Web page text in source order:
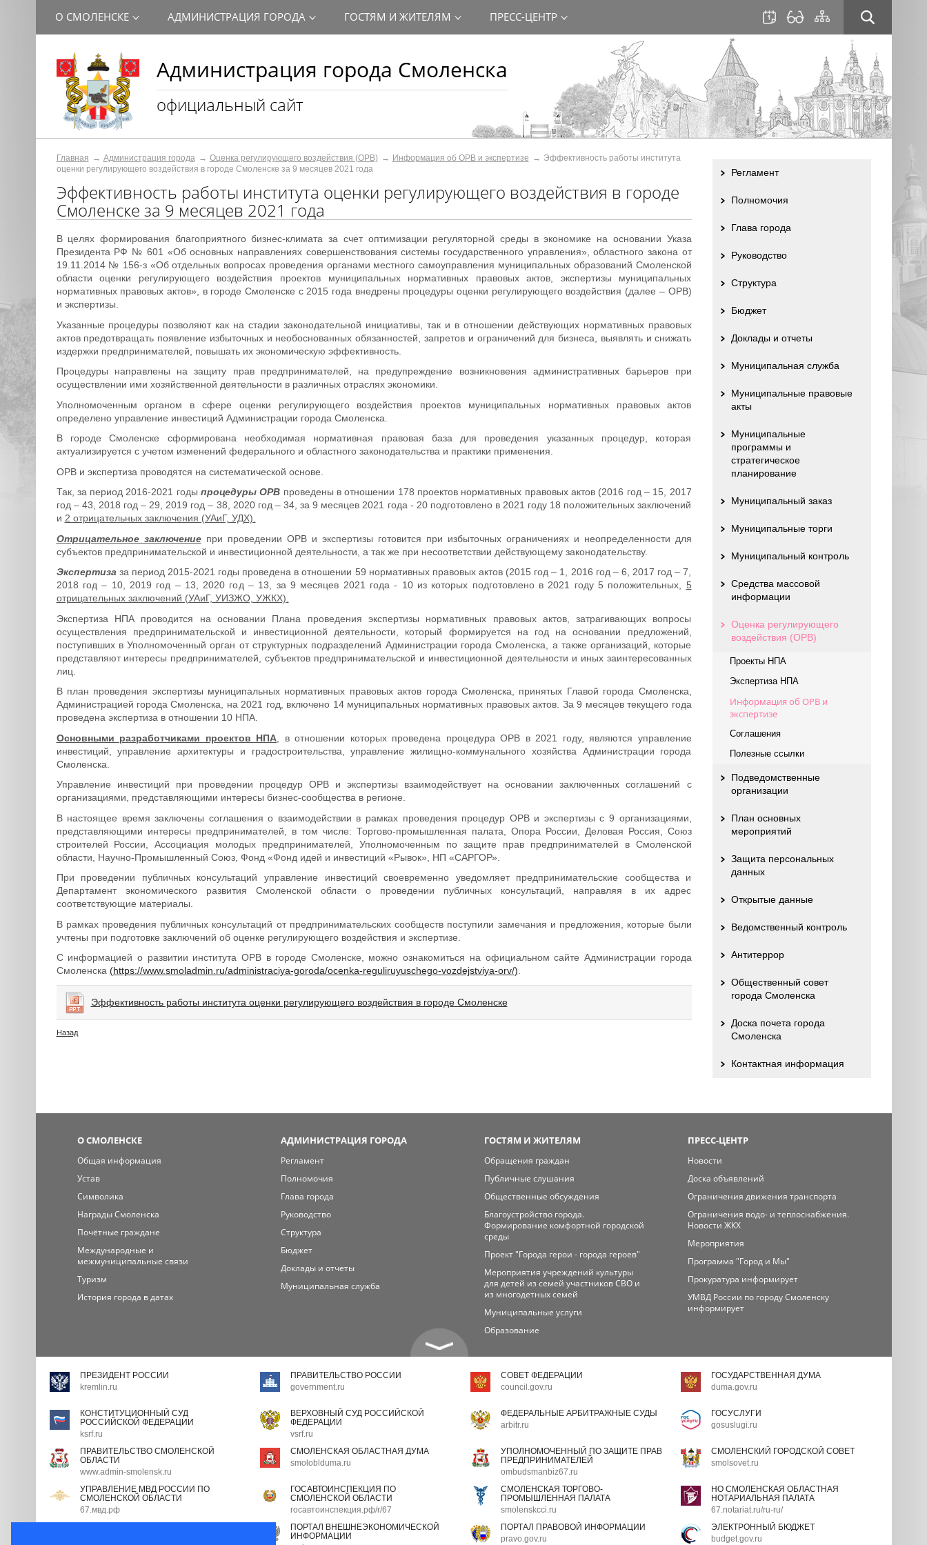
Администрация города Смоленска
официальный сайт
О СМОЛЕНСКЕ АДМИНИСТРАЦИЯ ГОРОДА ГОСТЯМ И ЖИТЕЛЯМ ПРЕСС-ЦЕНТР
Главная Администрация города Оценка регулирующего воздействия (ОРВ) Информация об ОРВ и экспертизе
Эффективность работы института
оценки регулирующего воздействия в городе Смоленске за 9 месяцев 2021 года
Эффективность работы института оценки регулирующего воздействия в городе
Смоленске за 9 месяцев 2021 года
В целях формирования благоприятного бизнес-климата за счет оптимизации регуляторной среды в экономике на основании Указа
Президента РФ № 601 «Об основных направлениях совершенствования системы государственного управления», областного закона от
19.11.2014 № 156-з «Об отдельных вопросах проведения органами местного самоуправления муниципальных образований Смоленской
области оценки регулирующего воздействия проектов муниципальных нормативных правовых актов, экспертизы муниципальных
нормативных правовых актов», в городе Смоленске с 2015 года внедрены процедуры оценки регулирующего воздействия (далее – ОРВ)
и экспертизы.
Указанные процедуры позволяют как на стадии законодательной инициативы, так и в отношении действующих нормативных правовых
актов предотвращать появление избыточных и необоснованных обязанностей, запретов и ограничений для бизнеса, выявлять и снижать
издержки предпринимателей, повышать их экономическую эффективность.
Процедуры направлены на защиту прав предпринимателей, на предупреждение возникновения административных барьеров при
осуществлении ими хозяйственной деятельности в различных отраслях экономики.
Уполномоченным органом в сфере оценки регулирующего воздействия проектов муниципальных нормативных правовых актов
определено управление инвестиций Администрации города Смоленска.
В городе Смоленске сформирована необходимая нормативная правовая база для проведения указанных процедур, которая
актуализируется с учетом изменений федерального и областного законодательства и практики применения.
ОРВ и экспертиза проводятся на систематической основе.
Так, за период 2016-2021 годыпроцедуры ОРВ проведены в отношении 178 проектов нормативных правовых актов (2016 год – 15, 2017
год – 43, 2018 год – 29, 2019 год – 38, 2020 год – 34, за 9 месяцев 2021 года - 20 подготовлено в 2021 году 18 положительных заключений
и 2 отрицательных заключения (УАиГ, УДХ).
Отрицательное заключениепри проведении ОРВ и экспертизы готовится при избыточных ограничениях и неопределенности для
субъектов предпринимательской и инвестиционной деятельности, а так же при несоответствии действующему законодательству.
Экспертиза за период 2015-2021 годы проведена в отношении 59 нормативных правовых актов (2015 год – 1, 2016 год – 6, 2017 год – 7,
2018 год – 10, 2019 год – 13, 2020 год – 13, за 9 месяцев 2021 года - 10 из которых подготовлено в 2021 году 5 положительных, 5
отрицательных заключений (УАиГ, УИЗЖО, УЖКХ).
Экспертиза НПА проводится на основании Плана проведения экспертизы нормативных правовых актов, затрагивающих вопросы
осуществления предпринимательской и инвестиционной деятельности, который формируется на год на основании предложений,
поступивших в Уполномоченный орган от структурных подразделений Администрации города Смоленска, а также организаций, которые
представляют интересы предпринимателей, субъектов предпринимательской и инвестиционной деятельности и иных заинтересованных
лиц.
В план проведения экспертизы муниципальных нормативных правовых актов города Смоленска, принятых Главой города Смоленска,
Администрацией города Смоленска, на 2021 год, включено 14 муниципальных нормативных правовых актов. За 9 месяцев текущего года
проведена экспертиза в отношении 10 НПА.
Основными разработчиками проектов НПА , в отношении которых проведена процедура ОРВ в 2021 году, являются управление
инвестиций, управление архитектуры и градостроительства, управление жилищно-коммунального хозяйства Администрации города
Смоленска.
Управление инвестиций при проведении процедур ОРВ и экспертизы взаимодействует на основании заключенных соглашений с
организациями, представляющими интересы бизнес-сообщества в регионе.
В настоящее время заключены соглашения о взаимодействии в рамках проведения процедур ОРВ и экспертизы с 9 организациями,
представляющими интересы предпринимателей, в том числе: Торгово-промышленная палата, Опора России, Деловая Россия, Союз
строителей России, Ассоциация молодых предпринимателей, Уполномоченным по защите прав предпринимателей в Смоленской
области, Научно-Промышленный Союз, Фонд «Фонд идей и инвестиций «Рывок», НП «САРГОР».
При проведении публичных консультаций управление инвестиций своевременно уведомляет предпринимательские сообщества и
Департамент экономического развития Смоленской области о проведении публичных консультаций, направляя в их адрес
соответствующие материалы.
В рамках проведения публичных консультаций от предпринимательских сообществ поступили замечания и предложения, которые были
учтены при подготовке заключений об оценке регулирующего воздействия и экспертизе.
С информацией о развитии института ОРВ в городе Смоленске, можно ознакомиться на официальном сайте Администрации города
Смоленска (https://www.smoladmin.ru/administraciya-goroda/ocenka-reguliruyuschego-vozdejstviya-orv/)
Эффективность работы института оценки регулирующего воздействия в городе Смоленске
Назад
Регламент
Полномочия
Глава города
Руководство
Структура
Бюджет
Доклады и отчеты
Муниципальная служба
Муниципальные правовые
акты
Муниципальные
программы и
стратегическое
планирование
Муниципальный заказ
Муниципальные торги
Муниципальный контроль
Средства массовой
информации
Оценка регулирующего
воздействия (ОРВ)
Проекты НПА
Экспертиза НПА
Информация об ОРВ и
экспертизе
Соглашения
Полезные ссылки
Подведомственные
организации
План основных
мероприятий
Защита персональных
данных
Открытые данные
Ведомственный контроль
Антитеррор
Общественный совет
города Смоленска
Доска почета города
Смоленска
Контактная информация
О СМОЛЕНСКЕ
Общая информация
Устав
Символика
Награды Смоленска
Почётные граждане
Международные и
межмуниципальные связи
Туризм
История города в датах
АДМИНИСТРАЦИЯ ГОРОДА
Регламент
Полномочия
Глава города
Руководство
Структура
Бюджет
Доклады и отчеты
Муниципальная служба
ГОСТЯМ И ЖИТЕЛЯМ
Обращения граждан
Публичные слушания
Общественные обсуждения
Благоустройство города.
Формирование комфортной городской
среды
Проект "Города герои - города героев"
Мероприятия учреждений культуры
для детей из семей участников СВО и
из многодетных семей
Муниципальные услуги
Образование
ПРЕСС-ЦЕНТР
Новости
Доска объявлений
Ограничения движения транспорта
Ограничения водо- и теплоснабжения.
Новости ЖКХ
Мероприятия
Программа "Город и Мы"
Прокуратура информирует
УМВД России по городу Смоленску
информирует
ПРЕЗИДЕНТ РОССИИ
kremlin.ru
ПРАВИТЕЛЬСТВО РОССИИ
government.ru
СОВЕТ ФЕДЕРАЦИИ
council.gov.ru
ГОСУДАРСТВЕННАЯ ДУМА
duma.gov.ru
КОНСТИТУЦИОННЫЙ СУД
РОССИЙСКОЙ ФЕДЕРАЦИИ
ksrf.ru
ВЕРХОВНЫЙ СУД РОССИЙСКОЙ
ФЕДЕРАЦИИ
vsrf.ru
ФЕДЕРАЛЬНЫЕ АРБИТРАЖНЫЕ СУДЫ
arbitr.ru
ГОСУСЛУГИ
gosuslugi.ru
ПРАВИТЕЛЬСТВО СМОЛЕНСКОЙ
ОБЛАСТИ
www.admin-smolensk.ru
СМОЛЕНСКАЯ ОБЛАСТНАЯ ДУМА
smoloblduma.ru
УПОЛНОМОЧЕННЫЙ ПО ЗАЩИТЕ ПРАВ
ПРЕДПРИНИМАТЕЛЕЙ
ombudsmanbiz67.ru
СМОЛЕНСКИЙ ГОРОДСКОЙ СОВЕТ
smolsovet.ru
УПРАВЛЕНИЕ МВД РОССИИ ПО
СМОЛЕНСКОЙ ОБЛАСТИ
67.мвд.рф
ГОСАВТОИНСПЕКЦИЯ ПО
СМОЛЕНСКОЙ ОБЛАСТИ
госавтоинспекция.рф/r/67
СМОЛЕНСКАЯ ТОРГОВО-
ПРОМЫШЛЕННАЯ ПАЛАТА
smolenskcci.ru
НО СМОЛЕНСКАЯ ОБЛАСТНАЯ
НОТАРИАЛЬНАЯ ПАЛАТА
67.notariat.ru/ru-ru/
ПОРТАЛ ВНЕШНЕЭКОНОМИЧЕСКОЙ
ИНФОРМАЦИИ
ПОРТАЛ ПРАВОВОЙ ИНФОРМАЦИИ
pravo.gov.ru
ЭЛЕКТРОННЫЙ БЮДЖЕТ
budget.gov.ru